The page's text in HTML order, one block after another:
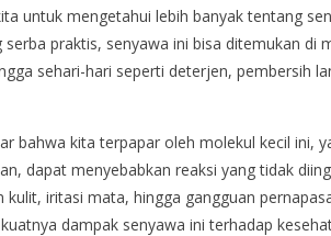
untuk mengetahui lebih banyak tentang
praktis, senyawa ini bisa ditemukan di
sehari-hari seperti deterjen, pembersih
bahwa kita terpapar oleh molekul kecil ini,
dapat menyebabkan reaksi yang tidak
kulit, iritasi mata, hingga gangguan
dampak senyawa ini terhadap